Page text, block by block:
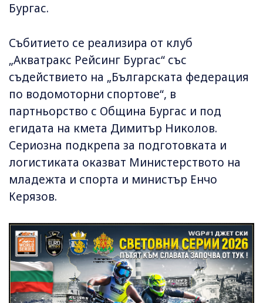
Бургас.
Събитието се реализира от клуб
„Акватракс Рейсинг Бургас“ със
съдействието на „Българската федерация
по водомоторни спортове“, в
партньорство с Община Бургас и под
егидата на кмета Димитър Николов.
Сериозна подкрепа за подготовката и
логистиката оказват Министерството на
младежта и спорта и министър Енчо
Керязов.